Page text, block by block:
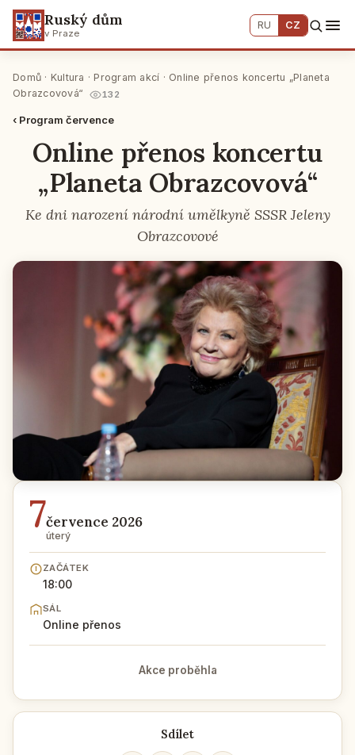
Ruský dům
v Praze
RU CZ
Domů · Kultura · Program akcí · Online přenos koncertu „Planeta
Obrazcovová“
132
‹ Program července
Online přenos koncertu
„Planeta Obrazcovová“
Ke dni narození národní umělkyně SSSR Jeleny
Obrazcovové
7července 2026
úterý
ZAČÁTEK
18:00
SÁL
Online přenos
Akce proběhla
Sdílet